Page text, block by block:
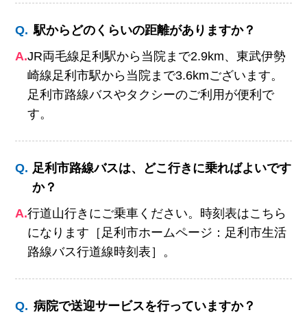
Q. 駅からどのくらいの距離がありますか？
A.JR両毛線足利駅から当院まで2.9km、東武伊勢
崎線足利市駅から当院まで3.6kmございます。
足利市路線バスやタクシーのご利用が便利で
す。
Q. 足利市路線バスは、どこ行きに乗ればよいです
か？
A.行道山行きにご乗車ください。時刻表はこちら
になります［足利市ホームページ：足利市生活
路線バス行道線時刻表］。
Q. 病院で送迎サービスを行っていますか？